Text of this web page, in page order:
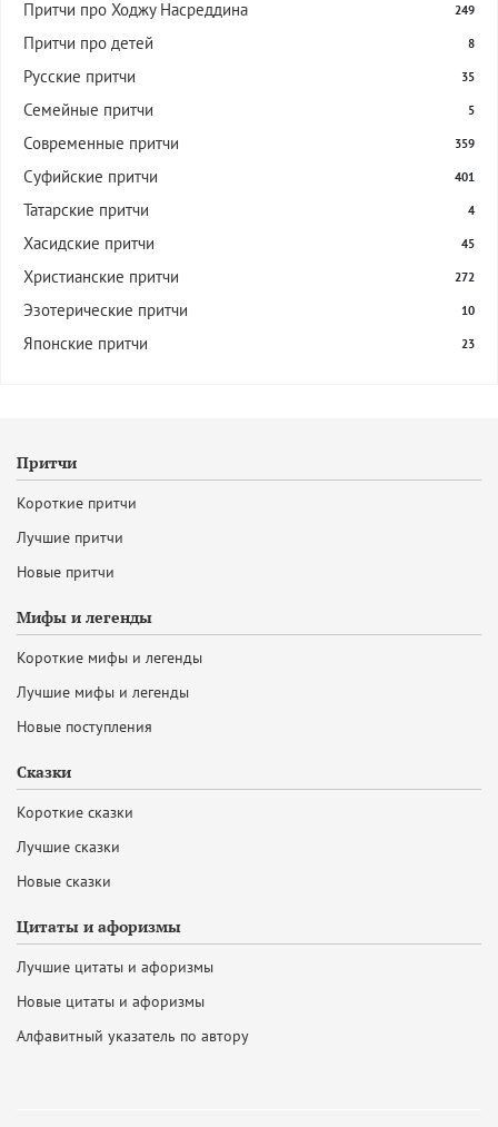
Притчи про Ходжу Насреддина 249
Притчи про детей 8
Русские притчи 35
Семейные притчи 5
Современные притчи 359
Суфийские притчи 401
Татарские притчи 4
Хасидские притчи 45
Христианские притчи 272
Эзотерические притчи 10
Японские притчи 23
Притчи
Короткие притчи
Лучшие притчи
Новые притчи
Мифы и легенды
Короткие мифы и легенды
Лучшие мифы и легенды
Новые поступления
Сказки
Короткие сказки
Лучшие сказки
Новые сказки
Цитаты и афоризмы
Лучшие цитаты и афоризмы
Новые цитаты и афоризмы
Алфавитный указатель по автору